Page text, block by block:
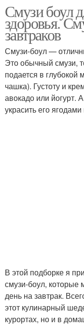
Рецепт с фото
Смузи боул
здоровья.
завтраков
Смузи-боул —
Это обычный смузи,
подается в глубокой
чашка). Густоту и
авокадо или йогурт.
украсить его
В этой подборке я
смузи-боул, которые
день на завтрак.
этот кулинарный
курортах, но и в